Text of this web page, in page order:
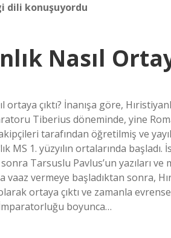
dili konuşuyordu
Nasıl
ortaya çıktı? İnanışa göre,
Tiberius döneminde, yine
tarafından öğretilmiş ve
MS 1. yüzyılın ortalarında
Tarsuslu Pavlus’un yazıları
vaaz vermeye başladıktan sonra,
ortaya çıktı ve zamanla
İmparatorluğu boyunca…